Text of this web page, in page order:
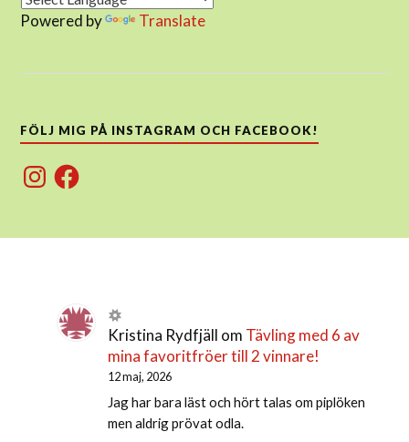
Powered by Translate
FÖLJ MIG PÅ INSTAGRAM OCH FACEBOOK!
InstagramFacebook
Kristina Rydfjäll om Tävling med 6 av
mina favoritfröer till 2 vinnare!
12 maj, 2026
Jag har bara läst och hört talas om piplöken
men aldrig prövat odla.